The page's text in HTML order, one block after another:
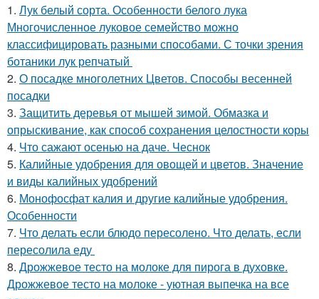
1. Лук белый сорта. Особенности белого лука
Многочисленное луковое семейство можно
классифицировать разными способами. С точки зрения
ботаники лук репчатый
2. О посадке многолетних Цветов. Способы весенней
посадки
3. Защитить деревья от мышей зимой. Обмазка и
опрыскивание, как способ сохранения целостности коры
4. Что сажают осенью на даче. Чеснок
5. Калийные удобрения для овощей и цветов. Значение
и виды калийных удобрений
6. Монофосфат калия и другие калийные удобрения.
Особенности
7. Что делать если блюдо пересолено. Что делать, если
пересолила еду
8. Дрожжевое тесто на молоке для пирога в духовке.
Дрожжевое тесто на молоке - уютная выпечка на все